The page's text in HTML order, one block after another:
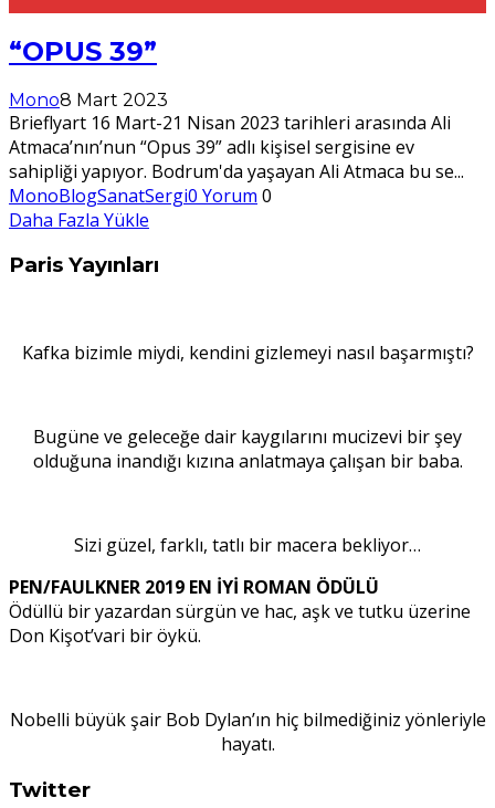
“OPUS 39”
Mono8 Mart 2023
Brieflyart 16 Mart-21 Nisan 2023 tarihleri arasında Ali
Atmaca’nın’nun “Opus 39” adlı kişisel sergisine ev
sahipliği yapıyor. Bodrum'da yaşayan Ali Atmaca bu se...
MonoBlogSanatSergi0 Yorum 0
Daha Fazla Yükle
Paris Yayınları
Kafka bizimle miydi, kendini gizlemeyi nasıl başarmıştı?
Bugüne ve geleceğe dair kaygılarını mucizevi bir şey
olduğuna inandığı kızına anlatmaya çalışan bir baba.
Sizi güzel, farklı, tatlı bir macera bekliyor…
PEN/FAULKNER 2019 EN İYİ ROMAN ÖDÜLÜ
Ödüllü bir yazardan sürgün ve hac, aşk ve tutku üzerine
Don Kişot’vari bir öykü.
Nobelli büyük şair Bob Dylan’ın hiç bilmediğiniz yönleriyle
hayatı.
Twitter